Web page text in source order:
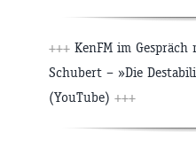
+++ KenFM im
Schubert – »Die
(YouTube) +++